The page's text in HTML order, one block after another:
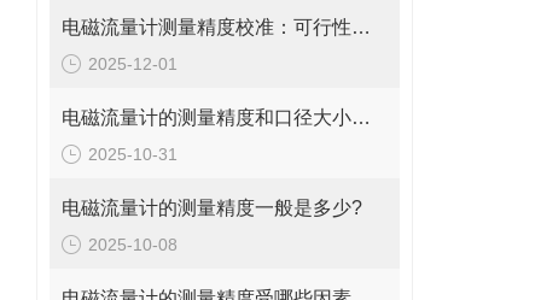
电磁流量计测量精度校准：可行性、方法与实操指南
2025-12-01
电磁流量计的测量精度和口径大小的关系是什么?
2025-10-31
电磁流量计的测量精度一般是多少?
2025-10-08